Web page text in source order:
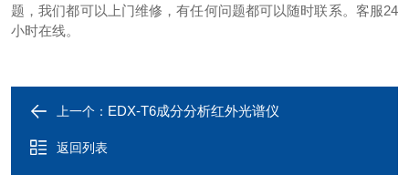
题，我们都可以上门维修，有任何问题都可以随时联系。客服24
小时在线。
上一个： EDX-T6成分分析红外光谱仪
返回列表